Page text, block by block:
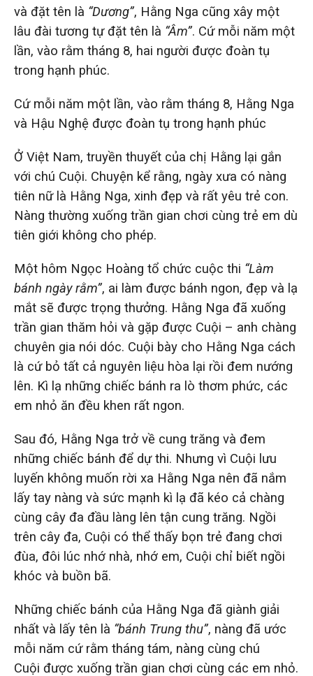
và đặt tên là “Dương”, Hằng Nga cũng xây một
lâu đài tương tự đặt tên là “Âm”. Cứ mỗi năm một
lần, vào rằm tháng 8, hai người được đoàn tụ
trong hạnh phúc.
Cứ mỗi năm một lần, vào rằm tháng 8, Hằng Nga
và Hậu Nghệ được đoàn tụ trong hạnh phúc
Ở Việt Nam, truyền thuyết của chị Hằng lại gắn
với chú Cuội. Chuyện kể rằng, ngày xưa có nàng
tiên nữ là Hằng Nga, xinh đẹp và rất yêu trẻ con.
Nàng thường xuống trần gian chơi cùng trẻ em dù
tiên giới không cho phép.
Một hôm Ngọc Hoàng tổ chức cuộc thi “Làm
bánh ngày rằm”, ai làm được bánh ngon, đẹp và lạ
mắt sẽ được trọng thưởng. Hằng Nga đã xuống
trần gian thăm hỏi và gặp được Cuội – anh chàng
chuyên gia nói dóc. Cuội bày cho Hằng Nga cách
là cứ bỏ tất cả nguyên liệu hòa lại rồi đem nướng
lên. Kì lạ những chiếc bánh ra lò thơm phức, các
em nhỏ ăn đều khen rất ngon.
Sau đó, Hằng Nga trở về cung trăng và đem
những chiếc bánh để dự thi. Nhưng vì Cuội lưu
luyến không muốn rời xa Hằng Nga nên đã nắm
lấy tay nàng và sức mạnh kì lạ đã kéo cả chàng
cùng cây đa đầu làng lên tận cung trăng. Ngồi
trên cây đa, Cuội có thể thấy bọn trẻ đang chơi
đùa, đôi lúc nhớ nhà, nhớ em, Cuội chỉ biết ngồi
khóc và buồn bã.
Những chiếc bánh của Hằng Nga đã giành giải
nhất và lấy tên là “bánh Trung thu”, nàng đã ước
mỗi năm cứ rằm tháng tám, nàng cùng chú
Cuội được xuống trần gian chơi cùng các em nhỏ.